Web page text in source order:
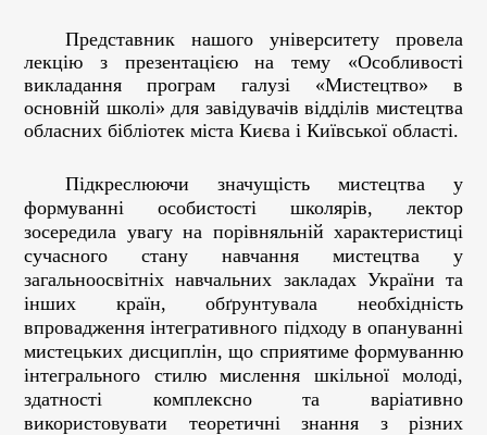
Представник нашого університету провела
лекцію з презентацією на тему «Особливості
викладання програм галузі «Мистецтво» в
основній школі» для завідувачів відділів мистецтва
обласних бібліотек міста Києва і Київської області.
Підкреслюючи значущість мистецтва у
формуванні особистості школярів, лектор
зосередила увагу на порівняльній характеристиці
сучасного стану навчання мистецтва у
загальноосвітніх навчальних закладах України та
інших країн, обґрунтувала необхідність
впровадження інтегративного підходу в опануванні
мистецьких дисциплін, що сприятиме формуванню
інтегрального стилю мислення шкільної молоді,
здатності комплексно та варіативно
використовувати теоретичні знання з різних
педагогічних
доцент
кафедри
образотворчого
мистецтв
КУБГ
Кузьменко
Галина
Василівна.
Представник
нашого
університету
провела
лекцію